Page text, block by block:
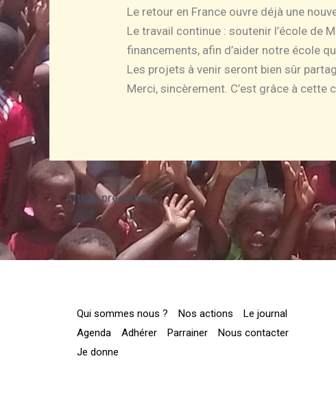
Le retour en France ouvre déjà une
Le travail continue : soutenir l’école de
financements, afin d’aider notre école
Les projets à venir seront bien sûr
Merci, sincèrement. C’est grâce à
← Article précédent
Qui sommes nous ? Nos actions
Le journal
Agenda
Adhérer Parrainer
Nous contacter
Je donne